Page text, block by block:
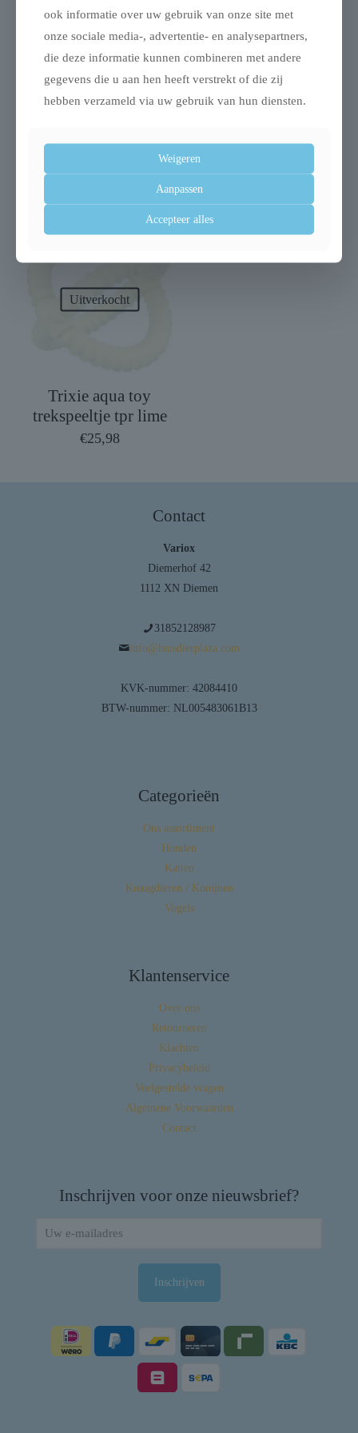
Trixie trap lichtgrijs
Trixie trap petstair
Uitverkocht
Trixie aqua toy
trekspeeltje tpr lime
€25,98
Contact
Variox
Diemerhof 42
1112 XN Diemen
31852128987
info@huisdierplaza.com
KVK-nummer: 42084410
BTW-nummer: NL005483061B13
Categorieën
Ons assortiment
Honden
Katten
Knaagdieren / Konijnen
Vogels
Klantenservice
Over ons
Retourneren
Klachten
Privacybeleid
Veelgestelde vragen
Algemene Voorwaarden
Contact
Inschrijven voor onze nieuwsbrief?
ook informatie over uw gebruik van onze site met
onze sociale media-, advertentie- en analysepartners,
die deze informatie kunnen combineren met andere
gegevens die u aan hen heeft verstrekt of die zij
hebben verzameld via uw gebruik van hun diensten.
Weigeren
Aanpassen
Accepteer alles